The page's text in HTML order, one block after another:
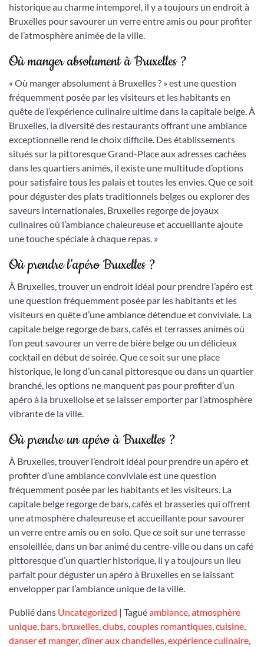
historique au charme intemporel, il y a toujours un endroit à
Bruxelles pour savourer un verre entre amis ou pour profiter
de l’atmosphère animée de la ville.
Où manger absolument à Bruxelles ?
« Où manger absolument à Bruxelles ? » est une question
fréquemment posée par les visiteurs et les habitants en
quête de l’expérience culinaire ultime dans la capitale belge. À
Bruxelles, la diversité des restaurants offrant une ambiance
exceptionnelle rend le choix difficile. Des établissements
situés sur la pittoresque Grand-Place aux adresses cachées
dans les quartiers animés, il existe une multitude d’options
pour satisfaire tous les palais et toutes les envies. Que ce soit
pour déguster des plats traditionnels belges ou explorer des
saveurs internationales, Bruxelles regorge de joyaux
culinaires où l’ambiance chaleureuse et accueillante ajoute
une touche spéciale à chaque repas. »
Où prendre l’apéro Bruxelles ?
À Bruxelles, trouver un endroit idéal pour prendre l’apéro est
une question fréquemment posée par les habitants et les
visiteurs en quête d’une ambiance détendue et conviviale. La
capitale belge regorge de bars, cafés et terrasses animés où
l’on peut savourer un verre de bière belge ou un délicieux
cocktail en début de soirée. Que ce soit sur une place
historique, le long d’un canal pittoresque ou dans un quartier
branché, les options ne manquent pas pour profiter d’un
apéro à la bruxelloise et se laisser emporter par l’atmosphère
vibrante de la ville.
Où prendre un apéro à Bruxelles ?
À Bruxelles, trouver l’endroit idéal pour prendre un apéro et
profiter d’une ambiance conviviale est une question
fréquemment posée par les habitants et les visiteurs. La
capitale belge regorge de bars, cafés et brasseries qui offrent
une atmosphère chaleureuse et accueillante pour savourer
un verre entre amis ou en solo. Que ce soit sur une terrasse
ensoleillée, dans un bar animé du centre-ville ou dans un café
pittoresque d’un quartier historique, il y a toujours un lieu
parfait pour déguster un apéro à Bruxelles en se laissant
envelopper par l’ambiance unique de la ville.
Publié dans Uncategorized | Taguéambiance,atmosphère
unique, bars, bruxelles,clubs,couples romantiques,cuisine,
danser et manger,dîner aux chandelles,expérience culinaire,